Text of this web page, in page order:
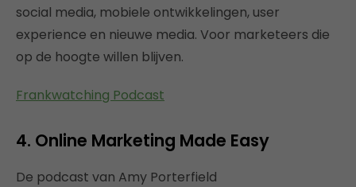
social media, mobiele ontwikkelingen, user
experience en nieuwe media. Voor marketeers die
op de hoogte willen blijven.
Frankwatching Podcast
4. Online Marketing Made Easy
De podcast van Amy Porterfield